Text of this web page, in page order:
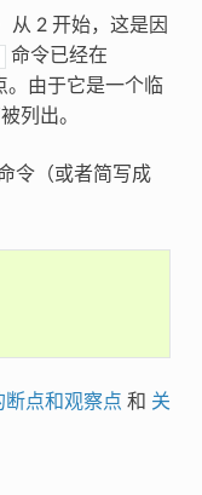
从 2 开始，这是因
命令已经在
。由于它是一个临
列出。
令（或者简写成
断点和观察点 和 关